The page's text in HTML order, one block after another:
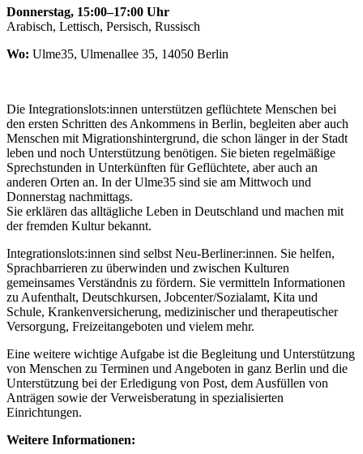
Donnerstag, 15:00–17:00 Uhr
Arabisch, Lettisch, Persisch, Russisch
Wo: Ulme35, Ulmenallee 35, 14050 Berlin
Die Integrationslots:innen unterstützen geflüchtete Menschen bei
den ersten Schritten des Ankommens in Berlin, begleiten aber auch
Menschen mit Migrationshintergrund, die schon länger in der Stadt
leben und noch Unterstützung benötigen. Sie bieten regelmäßige
Sprechstunden in Unterkünften für Geflüchtete, aber auch an
anderen Orten an. In der Ulme35 sind sie am Mittwoch und
Donnerstag nachmittags.
Sie erklären das alltägliche Leben in Deutschland und machen mit
der fremden Kultur bekannt.
Integrationslots:innen sind selbst Neu-Berliner:innen. Sie helfen,
Sprachbarrieren zu überwinden und zwischen Kulturen
gemeinsames Verständnis zu fördern. Sie vermitteln Informationen
zu Aufenthalt, Deutschkursen, Jobcenter/Sozialamt, Kita und
Schule, Krankenversicherung, medizinischer und therapeutischer
Versorgung, Freizeitangeboten und vielem mehr.
Eine weitere wichtige Aufgabe ist die Begleitung und Unterstützung
von Menschen zu Terminen und Angeboten in ganz Berlin und die
Unterstützung bei der Erledigung von Post, dem Ausfüllen von
Anträgen sowie der Verweisberatung in spezialisierten
Einrichtungen.
Weitere Informationen: